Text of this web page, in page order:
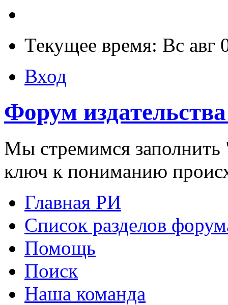
Текущее время: Вс авг
Вход
Форум
Мы стремимся заполнить
ключ к пониманию
Главная РИ
Список разделов
Помощь
Поиск
Наша команда